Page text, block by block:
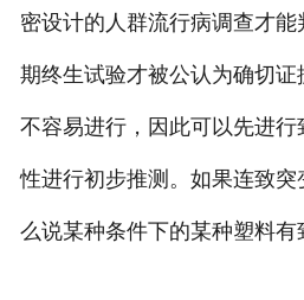
密设计的人群流行病调查才
期终生试验才被公认为确切
不容易进行，因此可以先进
性进行初步推测。如果连致
么说某种条件下的某种塑料有